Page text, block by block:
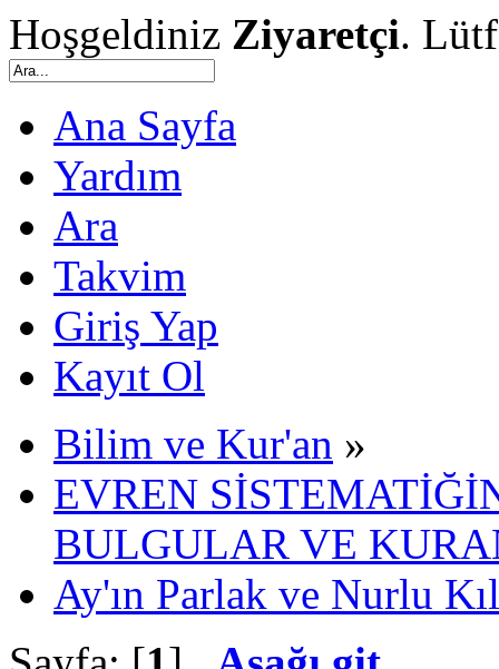
Hoşgeldiniz Ziyaretçi.
Ana Sayfa
Yardım
Ara
Takvim
Giriş Yap
Kayıt Ol
Bilim ve Kur'an »
EVREN
BULGULAR VE
Ay'ın Parlak ve Nurlu